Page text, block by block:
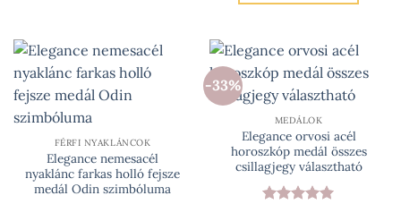
FÉRFI NYAKLÁNCOK
Elegance nemesacél
nyaklánc farkas holló fejsze
medál Odin szimbóluma
-33%
MEDÁLOK
Elegance orvosi acél
horoszkóp medál összes
csillagjegy választható